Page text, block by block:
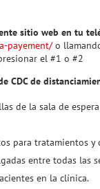
sitio web en tu
payement/o
el #1 o #2
CDC de
de la sala de
para tratamientos
entre todas las
en la clínica.